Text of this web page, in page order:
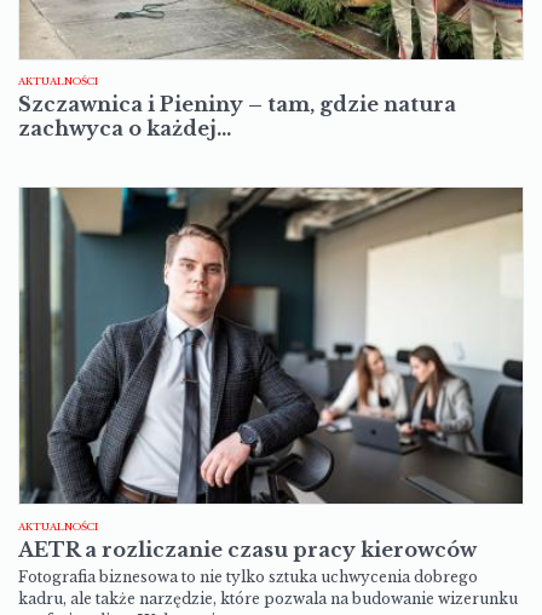
AKTUALNOŚCI
Szczawnica i Pieniny – tam, gdzie natura
zachwyca o każdej…
AKTUALNOŚCI
AETR a rozliczanie czasu pracy kierowców
Fotografia biznesowa to nie tylko sztuka uchwycenia dobrego
kadru, ale także narzędzie, które pozwala na budowanie wizerunku